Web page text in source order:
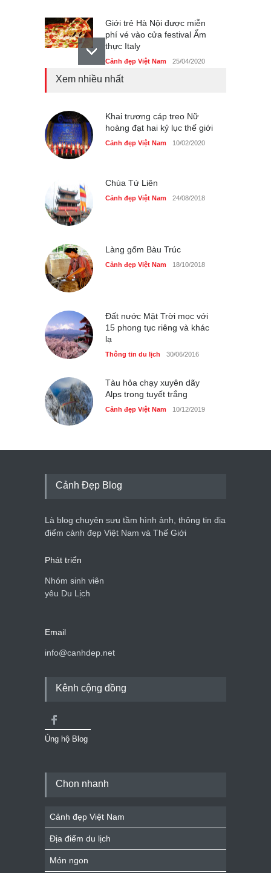
Giới trẻ Hà Nội được miễn
phí vé vào cửa festival Ẩm
thực Italy
Cảnh đẹp Việt Nam 25/04/2020
Cảnh đẹp Việt Nam 25/04/2020
Bán đảo Sơn Trà sẽ là khu
Xem nhiều nhất
Khai trương cáp treo Nữ
hoàng đạt hai kỷ lục thế giới
Cảnh đẹp Việt Nam 10/02/2020
Chùa Tứ Liên
Cảnh đẹp Việt Nam 24/08/2018
Làng gốm Bàu Trúc
Cảnh đẹp Việt Nam 18/10/2018
Đất nước Mặt Trời mọc với
15 phong tục riêng và khác
lạ
Thông tin du lịch 30/06/2016
Tàu hỏa chạy xuyên dãy
Alps trong tuyết trắng
Cảnh đẹp Việt Nam 10/12/2019
Cảnh Đẹp Blog
Là blog chuyên sưu tầm hình ảnh, thông tin địa
điểm cảnh đẹp Việt Nam và Thế Giới
Phát triển
Nhóm sinh viên
yêu Du Lịch
Email
info@canhdep.net
Kênh cộng đồng
Ủng hộ Blog
Chọn nhanh
Cảnh đẹp Việt Nam
Địa điểm du lịch
Món ngon